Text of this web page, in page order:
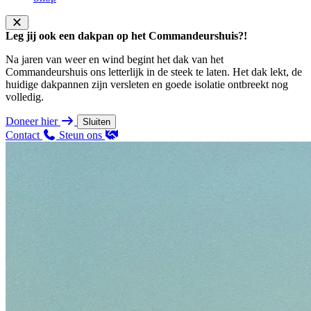
Leg jij ook een dakpan op het Commandeurshuis?!
Na jaren van weer en wind begint het dak van het
Commandeurshuis ons letterlijk in de steek te laten. Het dak lekt, de
huidige dakpannen zijn versleten en goede isolatie ontbreekt nog
volledig.
Doneer hier Sluiten
Contact Steun ons